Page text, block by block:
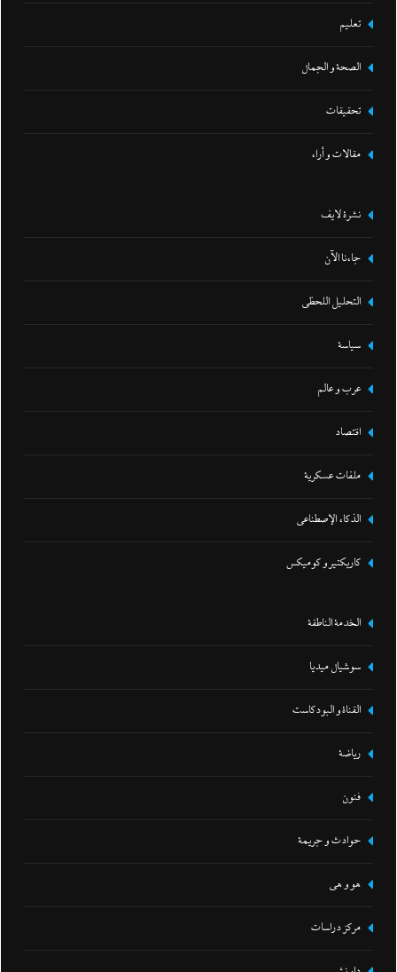
تعليم
الصحة و الجمال
تحقيقات
مقالات و أراء
نشرة لايف
جاءنا الآن
التحليل اللحظي
سياسة
عرب و عالم
اقتصاد
ملفات عسكرية
الذكاء الإصطناعي
كاريكتير و كوميكس
الخدمة الناطقة
سوشيال ميديا
القناة و البودكاست
رياضة
فنون
حوادث و جريمة
هو و هي
مركز دراسات